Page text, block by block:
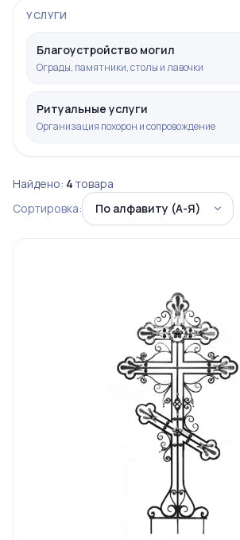
УСЛУГИ
Благоустройство могил
Ограды, памятники, столы и лавочки
Ритуальные услуги
Организация похорон и сопровождение
Найдено: 4 товара
Сортировка: